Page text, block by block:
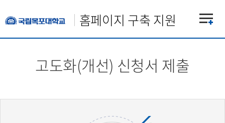
홈페이지 구축 지원
고도화(개선) 신청서 제출